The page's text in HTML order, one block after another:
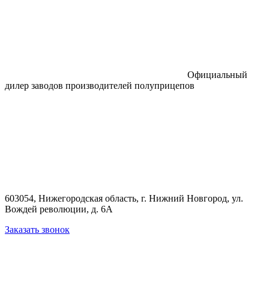
Официальный
дилер заводов производителей полуприцепов
603054, Нижегородская область, г. Нижний Новгород, ул.
Вождей революции, д. 6А
Заказать звонок